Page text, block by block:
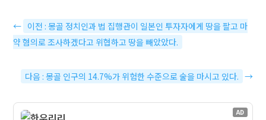
← 이전 : 몽골 정치인과 법 집행관이 일본인 투자자에게 땅을 팔고 마
약 혐의로 조사하겠다고 위협하고 땅을 빼았았다.
다음 : 몽골 인구의 14.7%가 위험한 수준으로 술을 마시고 있다. →
AD